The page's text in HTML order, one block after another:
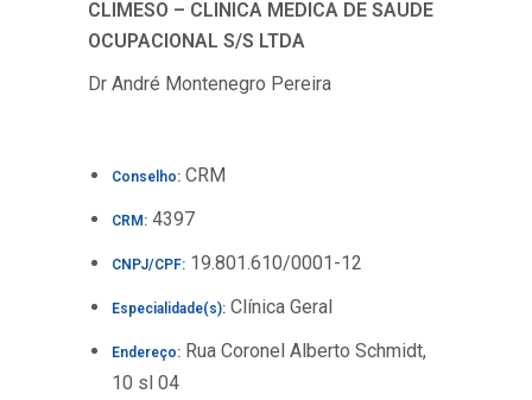
CLIMESO – CLINICA MEDICA DE SAUDE
OCUPACIONAL S/S LTDA
Dr André Montenegro Pereira
Conselho: CRM
CRM: 4397
CNPJ/CPF: 19.801.610/0001-12
Especialidade(s): Clínica Geral
Endereço: Rua Coronel Alberto Schmidt,
10 sl 04